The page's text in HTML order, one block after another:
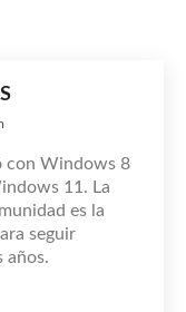
con Windows 8
11. La
es la
seguir
años.